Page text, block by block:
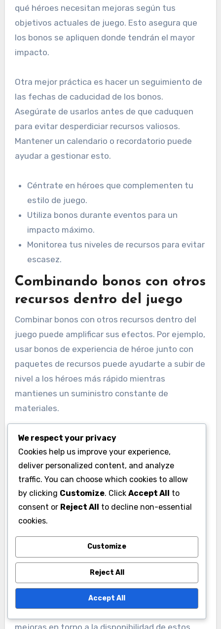
qué héroes necesitan mejoras según tus
objetivos actuales de juego. Esto asegura que
los bonos se apliquen donde tendrán el mayor
impacto.
Otra mejor práctica es hacer un seguimiento de
las fechas de caducidad de los bonos.
Asegúrate de usarlos antes de que caduquen
para evitar desperdiciar recursos valiosos.
Mantener un calendario o recordatorio puede
ayudar a gestionar esto.
Céntrate en héroes que complementen tu
estilo de juego.
Utiliza bonos durante eventos para un
impacto máximo.
Monitorea tus niveles de recursos para evitar
escasez.
Combinando bonos con otros
recursos dentro del juego
Combinar bonos con otros recursos dentro del
juego puede amplificar sus efectos. Por ejemplo,
usar bonos de experiencia de héroe junto con
paquetes de recursos puede ayudarte a subir de
nivel a los héroes más rápido mientras
mantienes un suministro constante de
materiales.
Considera programar tus compras y mejoras
para alinearlas con la disponibilidad de recursos.
Si tienes un excedente de un recurso específico,
utilizar bonos durante ese tiempo puede
optimizar el desarrollo de tus héroes sin agotar
tu stock.
Sincronizando mejoras de
héroes con la disponibilidad
El tiempo es crucial al mejorar héroes con los
bonosdel paquete mensual. Planifica tus
mejoras en torno a la disponibilidad de estos
We respect your privacy
Cookies help us improve your experience,
deliver personalized content, and analyze
traffic. You can choose which cookies to allow
by clicking Customize. Click Accept All to
consent or Reject All to decline non-essential
cookies.
Customize
Reject All
Accept All